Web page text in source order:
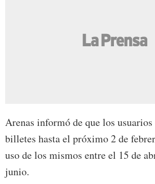
Arenas informó de que los usuarios
billetes hasta el próximo 2 de
uso de los mismos entre el 15 de
junio.